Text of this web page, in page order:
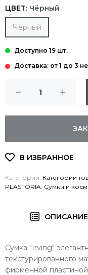
ЦВЕТ: Чёрный
Чёрный
Доставка: от 1 до 3
Категории: Категории
PLASTORIA Сумки и
ОПИСАНИЕ
Сумка "Irving"
текстурированного
фирменной